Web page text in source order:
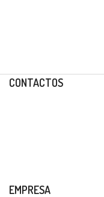
CONTACTOS
EMPRESA